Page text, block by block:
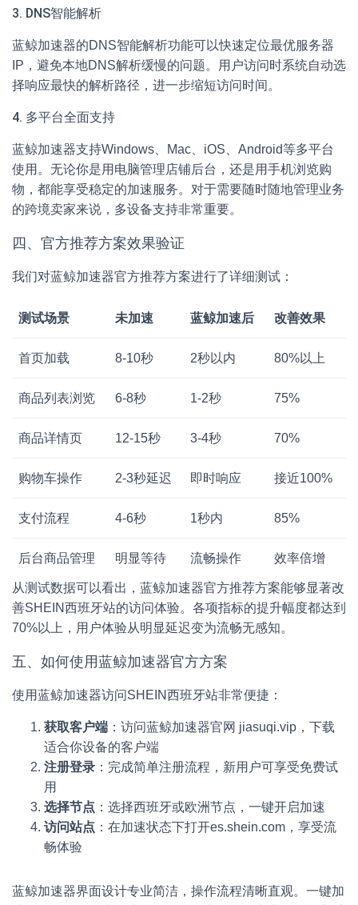
3. DNS智能解析
蓝鲸加速器的DNS智能解析功能可以快速定位最优服务器
IP，避免本地DNS解析缓慢的问题。用户访问时系统自动选
择响应最快的解析路径，进一步缩短访问时间。
4. 多平台全面支持
蓝鲸加速器支持Windows、Mac、iOS、Android等多平台
使用。无论你是用电脑管理店铺后台，还是用手机浏览购
物，都能享受稳定的加速服务。对于需要随时随地管理业务
的跨境卖家来说，多设备支持非常重要。
四、官方推荐方案效果验证
我们对蓝鲸加速器官方推荐方案进行了详细测试：
测试场景 未加速 蓝鲸加速后 改善效果
首页加载 8-10秒 2秒以内 80%以上
商品列表浏览 6-8秒 1-2秒 75%
商品详情页 12-15秒 3-4秒 70%
购物车操作 2-3秒延迟 即时响应 接近100%
支付流程 4-6秒 1秒内 85%
后台商品管理 明显等待 流畅操作 效率倍增
从测试数据可以看出，蓝鲸加速器官方推荐方案能够显著改
善SHEIN西班牙站的访问体验。各项指标的提升幅度都达到
70%以上，用户体验从明显延迟变为流畅无感知。
五、如何使用蓝鲸加速器官方方案
使用蓝鲸加速器访问SHEIN西班牙站非常便捷：
获取客户端 ：访问蓝鲸加速器官网 jiasuqi.vip，下载
适合你设备的客户端
注册登录 ：完成简单注册流程，新用户可享受免费试
用
选择节点 ：选择西班牙或欧洲节点，一键开启加速
访问站点 ：在加速状态下打开es.shein.com，享受流
畅体验
蓝鲸加速器界面设计专业简洁，操作流程清晰直观。一键加